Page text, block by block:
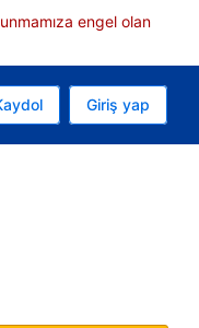
engel olan
doları
alın Giriş yap